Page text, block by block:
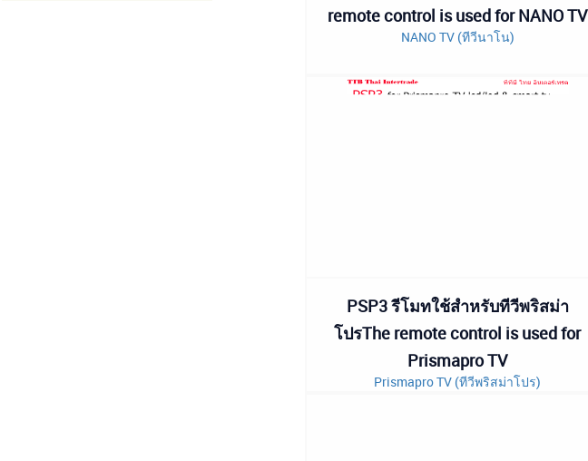
remote control is used for NANO TV
NANO TV (ทีวีนาโน)
PSP3 รีโมทใช้สำหรับทีวีพริสม่า
โปรThe remote control is used for
Prismapro TV
Prismapro TV (ทีวีพริสม่าโปร)